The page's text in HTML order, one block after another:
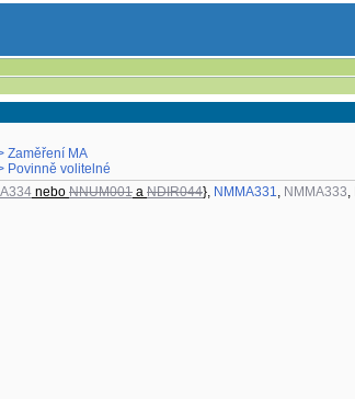
Zaměření MA
Povinně volitelné
nebo NNUM001 a NDIR044}, NMMA331, NMMA333,